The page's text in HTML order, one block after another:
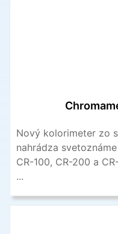
Nový kolorimeter zo
nahrádza
CR-100, CR-200 a
...